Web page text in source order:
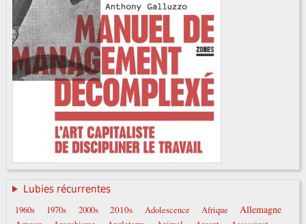
Lubies récurrentes
1960s 1970s 2000s 2010s Adolescence Afrique Allemagne